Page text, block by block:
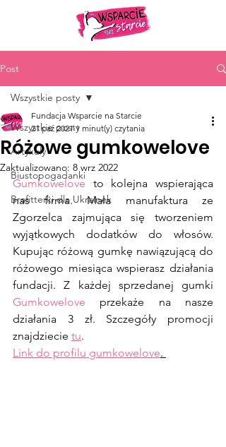
Post
Wszystkie posty
Artykuły
Biustopogadanki
Brafitterki dla Ukrainek
Wszystkie posty
Różowe gumkowelove
Fundacja Wsparcie na Starcie
21 paź 2021 1 minut(y) czytania
Zaktualizowano: 8 wrz 2022
Gumkowelove to kolejna wspierająca
nas firma. Mała manufaktura ze
Zgorzelca zajmująca się tworzeniem
wyjątkowych dodatków do włosów.
Kupując różową gumkę nawiązującą do
różowego miesiąca wspierasz działania
Gumkowelove przekaże na nasze
działania 3 zł. Szczegóły promocji
znajdziecie tu.
Link do profilu gumkowelove.